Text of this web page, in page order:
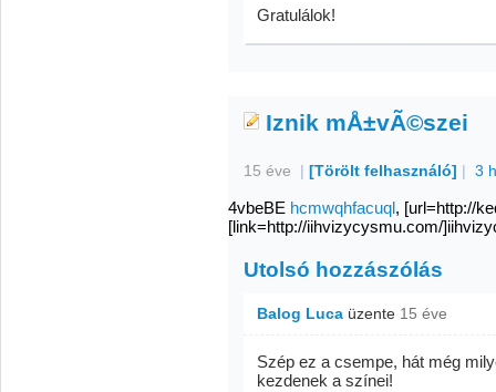
Gratulálok!
Iznik mÅ±vÃ©szei
15 éve | [Törölt felhasználó] | 3
4vbeBE hcmwqhfacuql, [url=http://
[link=http://iihvizycysmu.com/
Utolsó hozzászólás
Balog Luca üzente 15 éve
Szép ez a csempe, hát még
kezdenek a színei!